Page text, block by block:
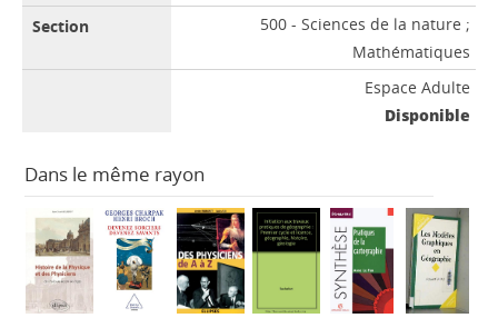
500 - Sciences de la nature ;
Mathématiques
Espace Adulte
Disponible
Dans le même rayon